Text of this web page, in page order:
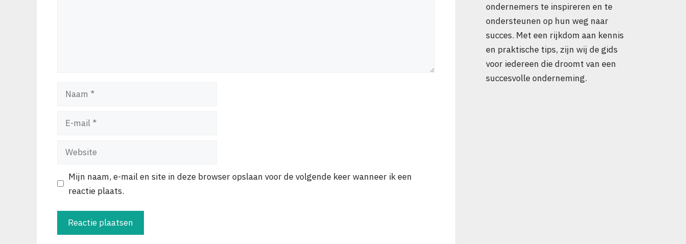
Naam
Website
Mijn naam, e-mail en site in deze browser opslaan voor de volgende keer wanneer ik een
reactie plaats.
ondernemers te inspireren en te
ondersteunen op hun weg naar
succes. Met een rijkdom aan kennis
en praktische tips, zijn wij de gids
voor iedereen die droomt van een
succesvolle onderneming.